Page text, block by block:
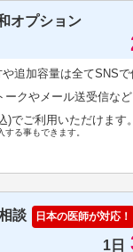
オプション
追加容量は全てSNS
ークやメール送受信な
)でご利用いただけます。
る事もできます。
談 日本の医師が対応！
1日